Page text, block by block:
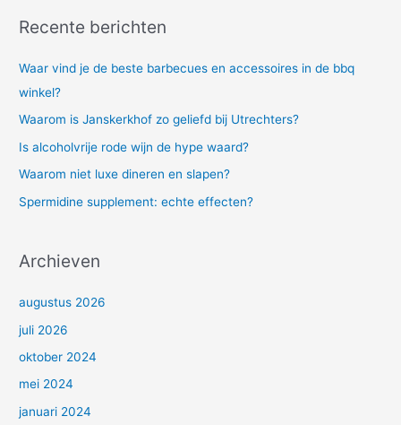
k
:
Recente berichten
Waar vind je de beste barbecues en accessoires in de bbq
winkel?
Waarom is Janskerkhof zo geliefd bij Utrechters?
Is alcoholvrije rode wijn de hype waard?
Waarom niet luxe dineren en slapen?
Spermidine supplement: echte effecten?
Archieven
augustus 2026
juli 2026
oktober 2024
mei 2024
januari 2024